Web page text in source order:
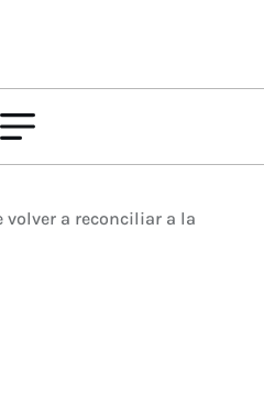
a reconciliar a la